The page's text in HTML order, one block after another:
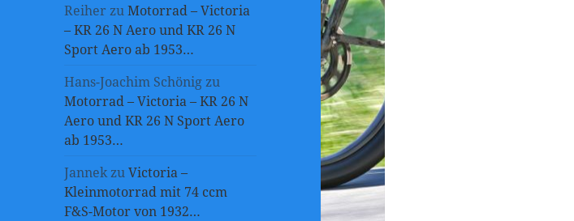
Reiher zuMotorrad – Victoria
– KR 26 N Aero und KR 26 N
Sport Aero ab 1953…
Hans-Joachim Schönigzu
Motorrad – Victoria – KR 26 N
Aero und KR 26 N Sport Aero
ab 1953…
JannekzuVictoria –
Kleinmotorrad mit 74 ccm
F&S-Motor von 1932…